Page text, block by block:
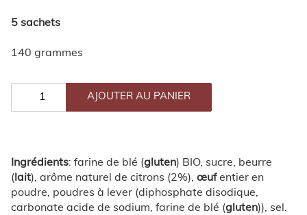
5 sachets
140 grammes
LUNE
AJOUTER AU PANIER
Ingrédients: farine de blé (gluten) BIO, sucre, beurre
(lait), arôme naturel de citrons (2%), œufentier en
poudre, poudres à lever (diphosphate disodique,
carbonate acide de sodium, farine de blé (gluten)), sel.